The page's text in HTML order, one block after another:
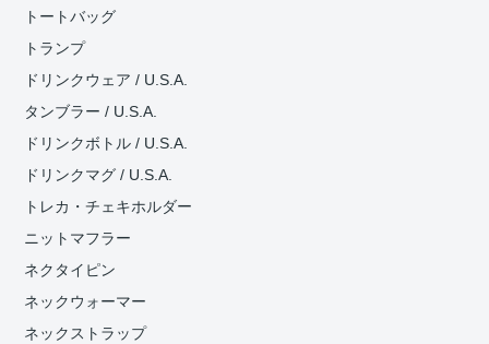
トートバッグ
トランプ
ドリンクウェア / U.S.A.
タンブラー / U.S.A.
ドリンクボトル / U.S.A.
ドリンクマグ / U.S.A.
トレカ・チェキホルダー
ニットマフラー
ネクタイピン
ネックウォーマー
ネックストラップ